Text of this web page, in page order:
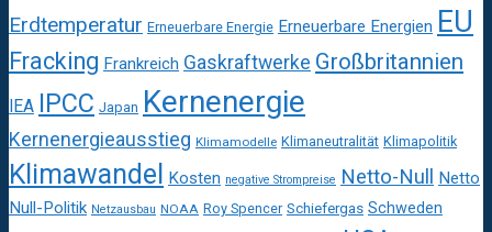
Erdtemperatur Erneuerbare Energie Erneuerbare Energien EU
Fracking Frankreich Gaskraftwerke Großbritannien
IEA IPCC Japan Kernenergie
Kernenergieausstieg Klimamodelle Klimaneutralität Klimapolitik
Klimawandel Kosten negative Strompreise Netto-Null
Netto
Null-Politik Netzausbau NOAA Roy Spencer Schiefergas Schweden